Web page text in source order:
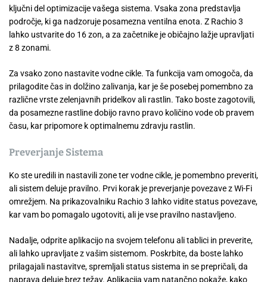
ključni del optimizacije vašega sistema. Vsaka zona predstavlja
področje, ki ga nadzoruje posamezna ventilna enota. Z Rachio 3
lahko ustvarite do 16 zon, a za začetnike je običajno lažje upravljati
z 8 zonami.
Za vsako zono nastavite vodne cikle. Ta funkcija vam omogoča, da
prilagodite čas in dolžino zalivanja, kar je še posebej pomembno za
različne vrste zelenjavnih pridelkov ali rastlin. Tako boste zagotovili,
da posamezne rastline dobijo ravno pravo količino vode ob pravem
času, kar pripomore k optimalnemu zdravju rastlin.
Preverjanje Sistema
Ko ste uredili in nastavili zone ter vodne cikle, je pomembno preveriti,
ali sistem deluje pravilno. Prvi korak je preverjanje povezave z Wi-Fi
omrežjem. Na prikazovalniku Rachio 3 lahko vidite status povezave,
kar vam bo pomagalo ugotoviti, ali je vse pravilno nastavljeno.
Nadalje, odprite aplikacijo na svojem telefonu ali tablici in preverite,
ali lahko upravljate z vašim sistemom. Poskrbite, da boste lahko
prilagajali nastavitve, spremljali status sistema in se prepričali, da
naprava deluje brez težav. Aplikacija vam natančno pokaže, kako